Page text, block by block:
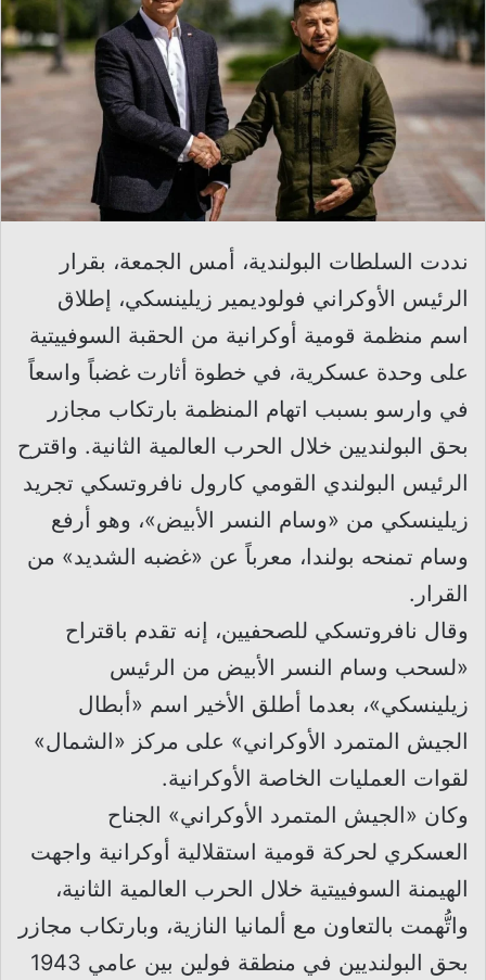
نددت السلطات البولندية، أمس الجمعة، بقرار
الرئيس الأوكراني فولوديمير زيلينسكي، إطلاق
اسم منظمة قومية أوكرانية من الحقبة السوفييتية
على وحدة عسكرية، في خطوة أثارت غضباً واسعاً
في وارسو بسبب اتهام المنظمة بارتكاب مجازر
بحق البولنديين خلال الحرب العالمية الثانية. واقترح
الرئيس البولندي القومي كارول نافروتسكي تجريد
زيلينسكي من «وسام النسر الأبيض»، وهو أرفع
وسام تمنحه بولندا، معرباً عن «غضبه الشديد» من
القرار.
وقال نافروتسكي للصحفيين، إنه تقدم باقتراح
«لسحب وسام النسر الأبيض من الرئيس
زيلينسكي»، بعدما أطلق الأخير اسم «أبطال
الجيش المتمرد الأوكراني» على مركز «الشمال»
لقوات العمليات الخاصة الأوكرانية.
وكان «الجيش المتمرد الأوكراني» الجناح
العسكري لحركة قومية استقلالية أوكرانية واجهت
الهيمنة السوفييتية خلال الحرب العالمية الثانية،
واتُّهمت بالتعاون مع ألمانيا النازية، وبارتكاب مجازر
بحق البولنديين في منطقة فولين بين عامي 1943